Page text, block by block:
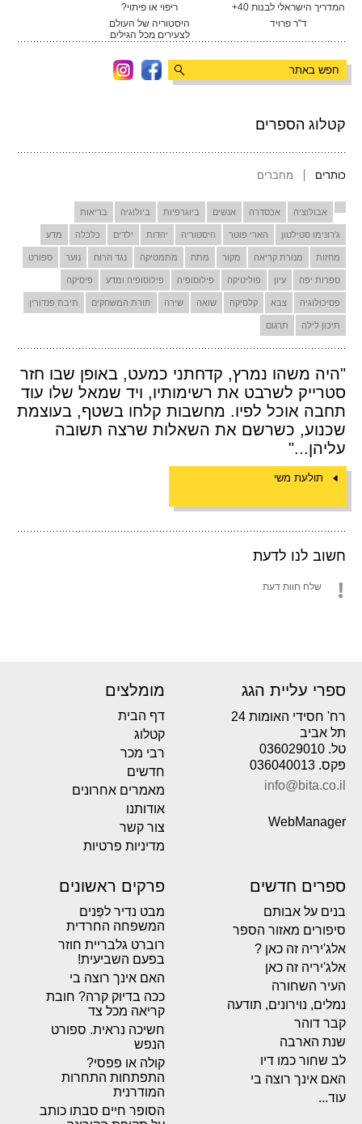
קטלוג הספרים
כותרים מחברים
אבולוציה אכסדרה אנשים ביוגרפיות ביולוגיה בריאות
ג'רונימו סטילטון הארי פוטר היסטוריה יהדות ילדים כלכלה מדע
מחזות מנורת קריאה מקור מתח מתמטיקה נגד הרוח נוער ספורט
ספרות יפה עיון פוליטיקה פילוסופיה פילוסופיה ומדע פיסיקה
פסיכולוגיה צבא קלסיקה שואה שירה תורת המשחקים תיבת פנדורין
תיכון לילה תרגום
"היה משהו נמרץ, קדחתני כמעט, באופן שבו חזר
סטרייק לשרבט את רשימותיו, ויד שמאל שלו עוד
תחבה אוכל לפיו. מחשבות קלחו בשטף, בעוצמת
שכנוע, כשרשם את השאלות שרצה תשובה
עליהן..."
תולעת משי
חשוב לנו לדעת
שלח חוות דעת
המדריך הישראלי לבנות 40+
ריפוי או פיתוי?
ד"ר פרויד
היסטוריה של העולם
לצעירים מכל הגילים
ספרי עליית הגג
רח' חסידי האומות 24
תל אביב
טל. 036029010
פקס. 036040013
info@bita.co.il
WebManager
מומלצים
דף הבית
קטלוג
רבי מכר
חדשים
מאמרים אחרונים
אודותנו
צור קשר
מדיניות פרטיות
ספרים חדשים
בנים על אבותם
סיפורים מאזור הספר
אלג'יריה זה כאן ?
אלג'יריה זה כאן
העיר השחורה
נמלים, נוירונים, תודעה
קבר דוהר
שנת הארבה
לב שחור כמו דיו
האם אינך רוצה בי
עוד...
פרקים ראשונים
מבט נדיר לפְּנים
המשפחה החרדית
רוברט גלבריית חוזר
בפעם השביעית!
האם אינך רוצה בי
ככה בדיוק קרה? חובת
קריאה מכל צד
חשיכה נראית. ספורט
הנפש
קולה או פפסי?
התפתחות התחרות
המודרנית
הסופר חיים סבתו כותב